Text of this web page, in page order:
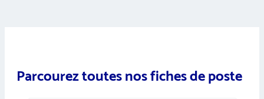
Parcourez toutes nos fiches de poste